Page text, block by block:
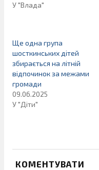
У "Влада"
Ще одна група
шосткинських дітей
збирається на літній
відпочинок за межами
громади
09.06.2025
У "Діти"
КОМЕНТУВАТИ